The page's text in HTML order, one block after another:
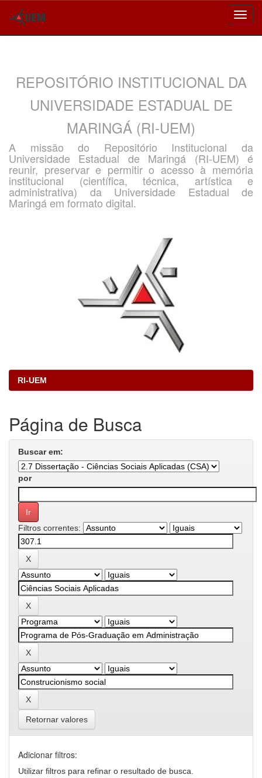
REPOSITÓRIO INSTITUCIONAL DA
UNIVERSIDADE ESTADUAL DE
MARINGÁ (RI-UEM)
A missão do Repositório Institucional da
Universidade Estadual de Maringá (RI-UEM) é
reunir, preservar e permitir o acesso à memória
institucional (científica, técnica, artística e
administrativa) da Universidade Estadual de
Maringá em formato digital.
RI-UEM
Página de Busca
Buscar em:
por
Filtros correntes:
Retornar valores
Adicionar filtros:
Utilizar filtros para refinar o resultado de busca.